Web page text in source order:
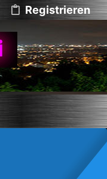
Registrieren